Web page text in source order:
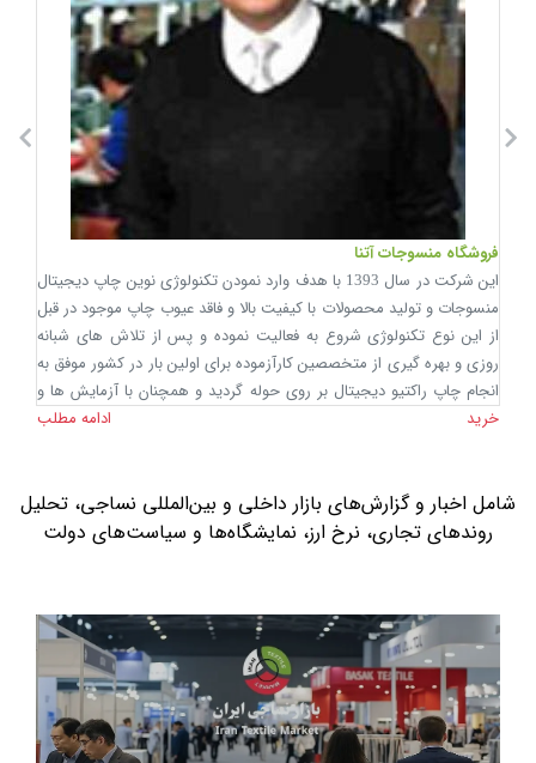
فروشگاه منسوجات آتنا
این شرکت در سال 1393 با هدف وارد نمودن تکنولوژی نوین چاپ دیجیتال
منسوجات و تولید محصولات با کیفیت بالا و فاقد عیوب چاپ موجود در قبل
از این نوع تکنولوژی شروع به فعالیت نموده و پس از تلاش های شبانه
روزی و بهره گیری از متخصصین کارآزموده برای اولین بار در کشور موفق به
انجام چاپ راکتیو دیجیتال بر روی حوله گردید و همچنان با آزمایش ها و
تحقیق های مستمر در این راه بی پایان در حال فعالیت میباشد. لازم به ذکر
ثبات چاپ احساس نارضایتی می نمودند لیکن این شرکت مفتخر است
اعلام نماید که کلیه محصولات چاپی تولیدی این شرکت قابلیت عدم رنگ
طرح های درخواستی وجود ندارد که از دیگر مزیت های خدمات این شرکت
می باشد. که این امر در سایه دید تخصصی و استفاده از بهترین برند رنگ
راکتیو دنیا محقق گردیده است.
خرید ادامه مطلب
شامل اخبار و گزارش‌های بازار داخلی و بین‌المللی نساجی، تحلیل
روندهای تجاری، نرخ ارز، نمایشگاه‌ها و سیاست‌های دولت